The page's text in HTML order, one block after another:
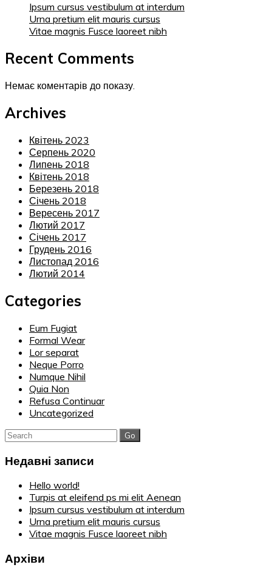
Ipsum cursus vestibulum at interdum
Urna pretium elit mauris cursus
Vitae magnis Fusce laoreet nibh
Recent Comments
Немає коментарів до показу.
Archives
Квітень 2023
Серпень 2020
Липень 2018
Квітень 2018
Березень 2018
Січень 2018
Вересень 2017
Лютий 2017
Січень 2017
Грудень 2016
Листопад 2016
Лютий 2014
Categories
Eum Fugiat
Formal Wear
Lor separat
Neque Porro
Numque Nihil
Quia Non
Refusa Continuar
Uncategorized
Search
for:
Недавні записи
Hello world!
Turpis at eleifend ps mi elit Aenean
Ipsum cursus vestibulum at interdum
Urna pretium elit mauris cursus
Vitae magnis Fusce laoreet nibh
Архіви